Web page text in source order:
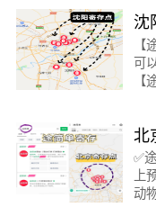
沈
寄
可
点
北
速
✅
上
动